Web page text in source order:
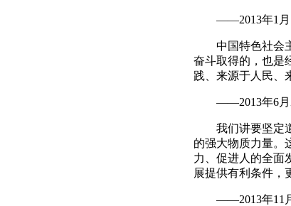
——2013年1月5
中国特色社会主
奋斗取得的，也是
践、来源于人民、
——2013年6月25
我们讲要坚定道
的强大物质力量。
力、促进人的全面
展提供有利条件，
——2013年11月